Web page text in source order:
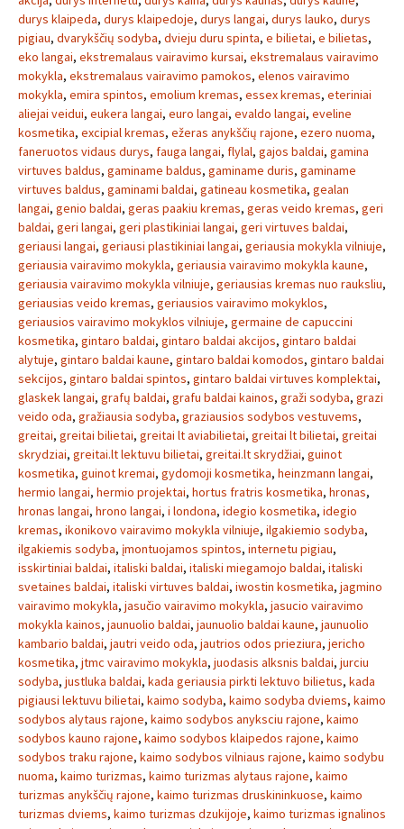
durys klaipeda, durys klaipedoje, durys langai, durys lauko, durys
pigiau, dvarykščių sodyba, dvieju duru spinta, e bilietai, e bilietas,
eko langai, ekstremalaus vairavimo kursai, ekstremalaus vairavimo
mokykla, ekstremalaus vairavimo pamokos, elenos vairavimo
mokykla, emira spintos, emolium kremas, essex kremas, eteriniai
aliejai veidui, eukera langai, euro langai, evaldo langai, eveline
kosmetika, excipial kremas, ežeras anykščių rajone, ezero nuoma,
faneruotos vidaus durys, fauga langai, flylal, gajos baldai, gamina
virtuves baldus, gaminame baldus, gaminame duris, gaminame
virtuves baldus, gaminami baldai, gatineau kosmetika, gealan
langai, genio baldai, geras paakiu kremas, geras veido kremas, geri
baldai, geri langai, geri plastikiniai langai, geri virtuves baldai,
geriausi langai, geriausi plastikiniai langai, geriausia mokykla vilniuje,
geriausia vairavimo mokykla, geriausia vairavimo mokykla kaune,
geriausia vairavimo mokykla vilniuje, geriausias kremas nuo rauksliu,
geriausias veido kremas, geriausios vairavimo mokyklos,
geriausios vairavimo mokyklos vilniuje, germaine de capuccini
kosmetika, gintaro baldai, gintaro baldai akcijos, gintaro baldai
alytuje, gintaro baldai kaune, gintaro baldai komodos, gintaro baldai
sekcijos, gintaro baldai spintos, gintaro baldai virtuves komplektai,
glaskek langai, grafų baldai, grafu baldai kainos, graži sodyba, grazi
veido oda, gražiausia sodyba, graziausios sodybos vestuvems,
greitai, greitai bilietai, greitai lt aviabilietai, greitai lt bilietai, greitai
skrydziai, greitai.lt lektuvu bilietai, greitai.lt skrydžiai, guinot
kosmetika, guinot kremai, gydomoji kosmetika, heinzmann langai,
hermio langai, hermio projektai, hortus fratris kosmetika, hronas,
hronas langai, hrono langai, i londona, idegio kosmetika, idegio
kremas, ikonikovo vairavimo mokykla vilniuje, ilgakiemio sodyba,
ilgakiemis sodyba, įmontuojamos spintos, internetu pigiau,
isskirtiniai baldai, italiski baldai, italiski miegamojo baldai, italiski
svetaines baldai, italiski virtuves baldai, iwostin kosmetika, jagmino
vairavimo mokykla, jasučio vairavimo mokykla, jasucio vairavimo
mokykla kainos, jaunuolio baldai, jaunuolio baldai kaune, jaunuolio
kambario baldai, jautri veido oda, jautrios odos prieziura, jericho
kosmetika, jtmc vairavimo mokykla, juodasis alksnis baldai, jurciu
sodyba, justluka baldai, kada geriausia pirkti lektuvo bilietus, kada
pigiausi lektuvu bilietai, kaimo sodyba, kaimo sodyba dviems, kaimo
sodybos alytaus rajone, kaimo sodybos anyksciu rajone, kaimo
sodybos kauno rajone, kaimo sodybos klaipedos rajone, kaimo
sodybos traku rajone, kaimo sodybos vilniaus rajone, kaimo sodybu
nuoma, kaimo turizmas, kaimo turizmas alytaus rajone, kaimo
turizmas anykščių rajone, kaimo turizmas druskininkuose, kaimo
turizmas dviems, kaimo turizmas dzukijoje, kaimo turizmas ignalinos